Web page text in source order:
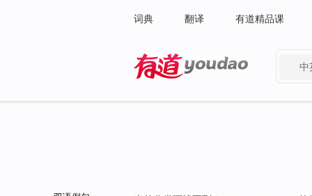
词典 翻译 有道精品课
中